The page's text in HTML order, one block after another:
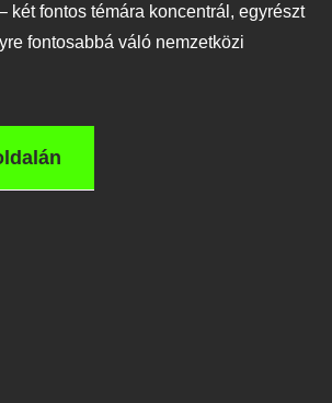
két fontos témára koncentrál, egyrészt
fontosabbá váló nemzetközi